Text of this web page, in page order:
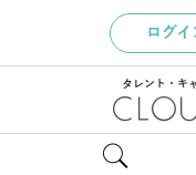
ログイ
タレント・キ